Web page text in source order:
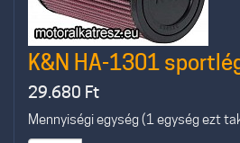
K&N HA-1301
29.680 Ft
Mennyiségi egység (1 egység ezt